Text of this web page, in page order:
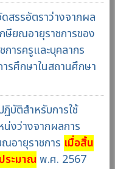
สรรอัตราว่างจากผล
ษียณอายุราชการของ
การครูและบุคลากร
ารศึกษาในสถานศึกษา
ฏิบัติสำหรับการใช้
น่งว่างจากผลการ
ณอายุราชการ เมื่อสิ้น
ระมาณ พ.ศ. 2567